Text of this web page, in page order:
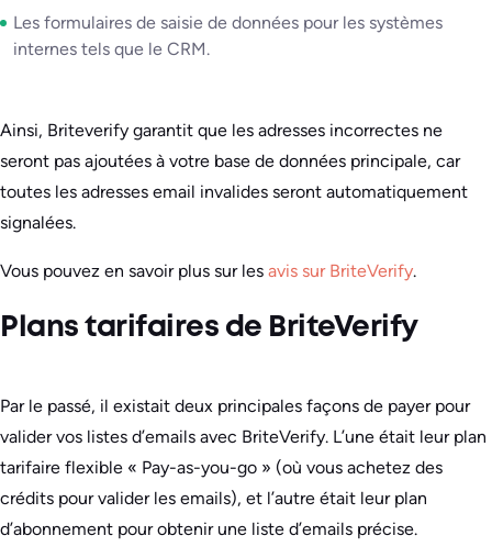
Les formulaires de saisie de données pour les systèmes
internes tels que le CRM.
Ainsi, Briteverify garantit que les adresses incorrectes ne
seront pas ajoutées à votre base de données principale, car
toutes les adresses email invalides seront automatiquement
signalées.
Vous pouvez en savoir plus sur les avis sur BriteVerify.
Plans tarifaires de BriteVerify
Par le passé, il existait deux principales façons de payer pour
valider vos listes d’emails avec BriteVerify. L’une était leur plan
tarifaire flexible « Pay-as-you-go » (où vous achetez des
crédits pour valider les emails), et l’autre était leur plan
d’abonnement pour obtenir une liste d’emails précise.